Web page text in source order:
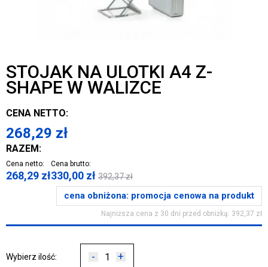
STOJAK NA ULOTKI A4 Z-
SHAPE W WALIZCE
CENA NETTO:
268,29 zł
RAZEM:
Cena netto:
268,29 zł
Cena brutto:
330,00 zł 392,37zł
cena obniżona: promocja cenowa na produkt
Najniższa cena z 30 dni przed obniżką: 392,37 zł
Wybierz ilość: - +